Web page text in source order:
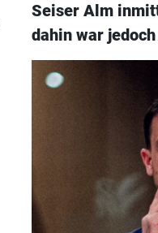
Seiser Alm
dahin war